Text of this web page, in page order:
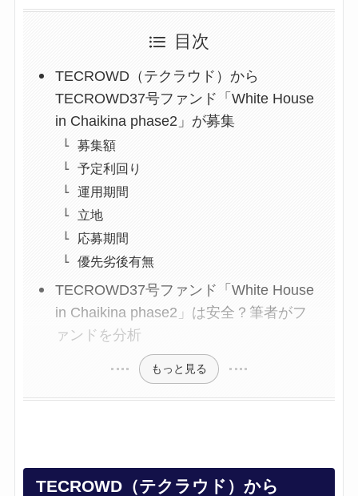
目次
TECROWD（テクラウド）から
TECROWD37号ファンド「White House
in Chaikina phase2」が募集
募集額
予定利回り
運用期間
立地
応募期間
優先劣後有無
TECROWD37号ファンド「White House
in Chaikina phase2」は安全？筆者がフ
ァンドを分析
もっと見る
TECROWD（テクラウド）から